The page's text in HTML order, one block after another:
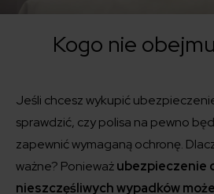
Kogo nie
Jeśli chcesz wykupić
sprawdzić, czy polisa na pewno
zapewnić wymaganą ochronę.
ważne? Ponieważubezpieczenie
nieszczęśliwych wypadków